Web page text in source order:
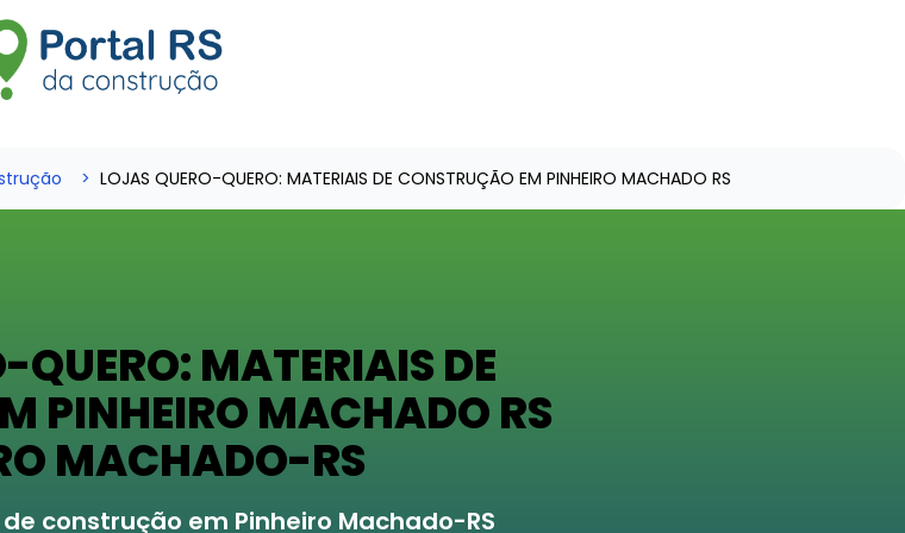
LOJAS QUERO-QUERO: MATERIAIS DE CONSTRUÇÃO EM PINHEIRO MACHADO RS
QUERO: MATERIAIS DE
PINHEIRO MACHADO RS
MACHADO-RS
construção em Pinheiro Machado-RS